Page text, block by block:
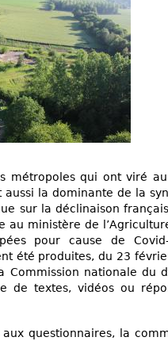
métropoles qui ont viré
aussi la dominante de la
sur la déclinaison
au ministère de
pour cause de
été produites, du 23
Commission nationale du
de textes, vidéos ou
aux questionnaires, la